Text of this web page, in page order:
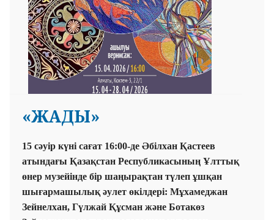
«ЖАДЫ»
15 сәуір күні сағат 16:00-де Әбілхан Қастеев
атындағы Қазақстан Республикасының Ұлттық
өнер музейінде бір шаңырақтан түлеп ұшқан
шығармашылық әулет өкілдері: Мұхамеджан
Зейнелхан, Гүлжай Құсман және Ботакөз